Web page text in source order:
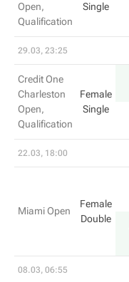
Open,
Qualification
Single
29.03, 23:25
Credit One
Charleston
Open,
Qualification
Female
Single
22.03, 18:00
Miami Open
Female
Double
08.03, 06:55